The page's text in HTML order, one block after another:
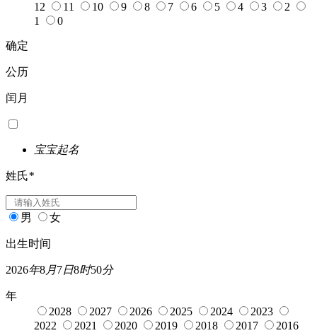
12
11 10 9 8 7 6 5 4 3
2
1
0
确定
公历
闰月
宝宝起名
姓氏*
男 女
出生时间
2026年8月7日8时50分
年
2028
2027 2026 2025 2024
2023
2022
2021 2020 2019 2018 2017
2016